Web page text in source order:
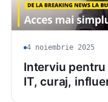
4 noiembrie 2025
Interviu pentru
IT, curaj,